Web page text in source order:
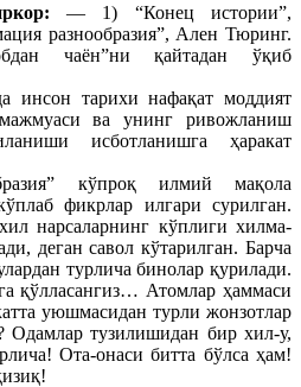
— 1) “Конец истории”,
разнообразия”, Ален Тюринг.
чаён”ни қайтадан ўқиб
инсон тарихи нафақат моддият
ва унинг ривожланиш
исботланишга ҳаракат
кўпроқ илмий мақола
фикрлар илгари сурилган.
нарсаларнинг кўплиги хилма-
деган савол кўтарилган. Барча
турлича бинолар қурилади.
қўлласангиз… Атомлар ҳаммаси
уюшмасидан турли жонзотлар
Одамлар тузилишидан бир хил-у,
Ота-онаси битта бўлса ҳам!